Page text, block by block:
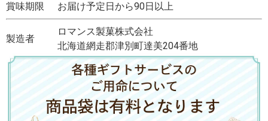
賞味期限 お届け予定日から90日以上
製造者
ロマンス製菓株式会社
北海道網走郡津別町達美204番地